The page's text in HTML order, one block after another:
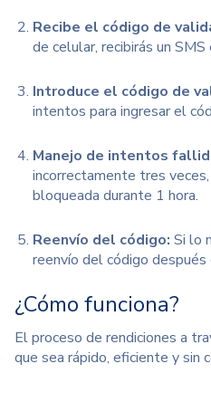
Recibe el código de
de celular, recibirás un SMS
Introduce el código de
intentos para ingresar el
Manejo de intentos
incorrectamente tres
bloqueada durante 1 hora.
Reenvío del código: Si lo
reenvío del código después
¿Cómo funciona?
El proceso de rendiciones a
que sea rápido, eficiente y sin